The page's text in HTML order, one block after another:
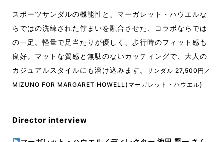
スポーツサンダルの機能性と、マーガレット・ハウエルな
らではの洗練された佇まいを融合させた、コラボならでは
の一足。軽量で足当たりが優しく、歩行時のフィット感も
良好。マットな質感と無駄のないカッティングで、大人の
カジュアルスタイルにも溶け込みます。 サンダル 27,500円／
MIZUNO FOR MARGARET HOWELL(マーガレット・ハウエル)
Director interview